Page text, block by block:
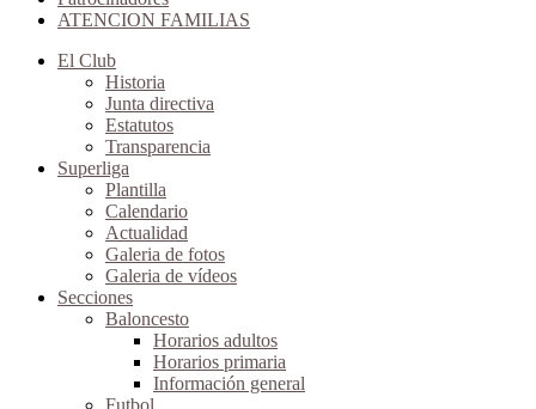
ATENCION FAMILIAS
El Club
Historia
Junta directiva
Estatutos
Transparencia
Superliga
Plantilla
Calendario
Actualidad
Galeria de fotos
Galeria de vídeos
Secciones
Baloncesto
Horarios adultos
Horarios primaria
Información general
Futbol